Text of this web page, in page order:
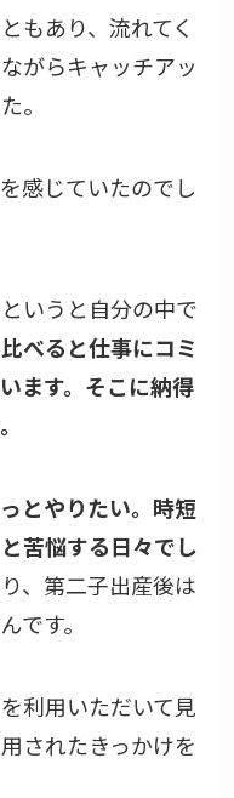
もあり、流れてく
がらキャッチアッ
。
感じていたのでし
いうと自分の中で
べると仕事にコミ
ます。そこに納得
とやりたい。時短
苦悩する日々でし
、第二子出産後は
です。
利用いただいて見
されたきっかけを